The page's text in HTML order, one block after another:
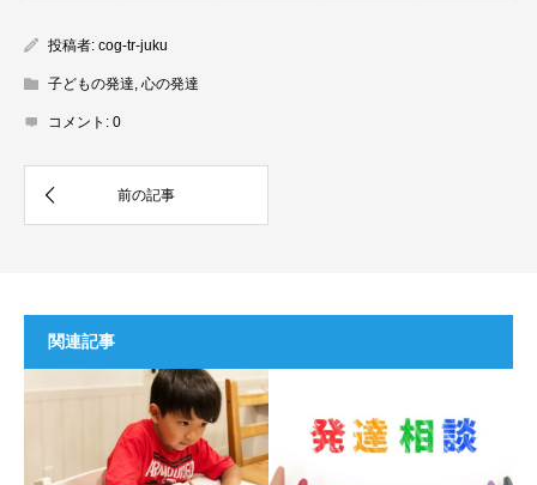
投稿者: cog-tr-juku
子どもの発達 心の発達
コメント: 0
関連記事